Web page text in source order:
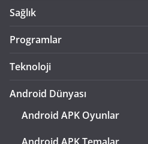
Sağlık
Programlar
Teknoloji
Android Dünyası
Android APK Oyunlar